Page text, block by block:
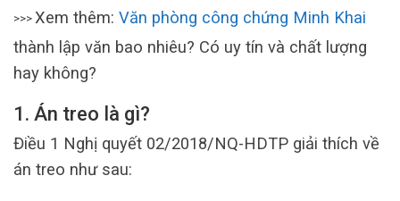
>>> Xem thêm: Văn phòng công chứng Minh Khai
thành lập văn bao nhiêu? Có uy tín và chất lượng
hay không?
1. Án treo là gì?
Điều 1 Nghị quyết 02/2018/NQ-HDTP giải thích về
án treo như sau: